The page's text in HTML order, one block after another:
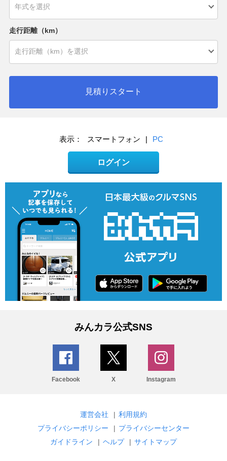
走行距離（km）
見積りスタート
表示： スマートフォン | PC
ログイン
みんカラ公式SNS
Facebook X Instagram
運営会社 | 利用規約
プライバシーポリシー
| プライバシーセンター
ガイドライン
| ヘルプ | サイトマップ